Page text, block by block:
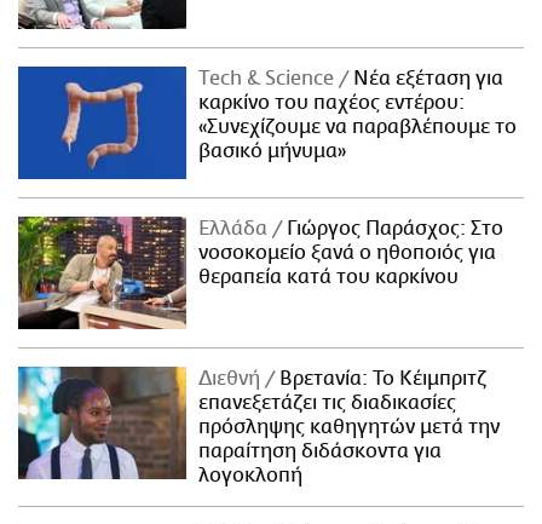
Τech & Science
Νέα εξέταση για
καρκίνο του παχέος εντέρου:
«Συνεχίζουμε να παραβλέπουμε το
βασικό μήνυμα»
Ελλάδα
Γιώργος Παράσχος: Στο
νοσοκομείο ξανά ο ηθοποιός για
θεραπεία κατά του καρκίνου
Διεθνή
Βρετανία: Το Κέιμπριτζ
επανεξετάζει τις διαδικασίες
πρόσληψης καθηγητών μετά την
παραίτηση διδάσκοντα για
λογοκλοπή